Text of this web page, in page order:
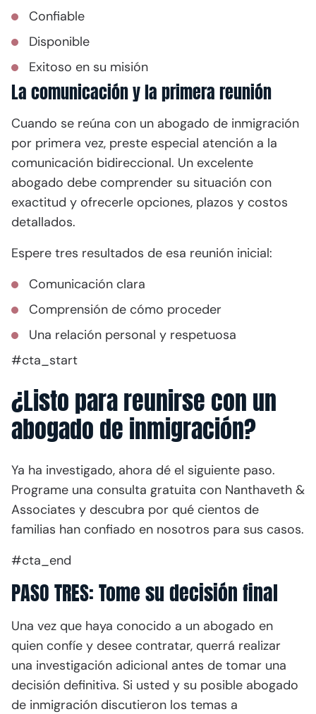
Confiable
Disponible
Exitoso en su misión
La comunicación y la primera reunión
Cuando se reúna con un abogado de inmigración
por primera vez, preste especial atención a la
comunicación bidireccional. Un excelente
abogado debe comprender su situación con
exactitud y ofrecerle opciones, plazos y costos
detallados.
Espere tres resultados de esa reunión inicial:
Comunicación clara
Comprensión de cómo proceder
Una relación personal y respetuosa
#cta_start
¿Listo para reunirse con un
abogado de inmigración?
Ya ha investigado, ahora dé el siguiente paso.
Programe una consulta gratuita con Nanthaveth &
Associates y descubra por qué cientos de
familias han confiado en nosotros para sus casos.
#cta_end
PASO TRES: Tome su decisión final
Una vez que haya conocido a un abogado en
quien confíe y desee contratar, querrá realizar
una investigación adicional antes de tomar una
decisión definitiva. Si usted y su posible abogado
de inmigración discutieron los temas a